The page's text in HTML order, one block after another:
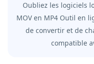
Oubliez les logiciels
MOV en MP4 Outil en
de convertir et de
compatible